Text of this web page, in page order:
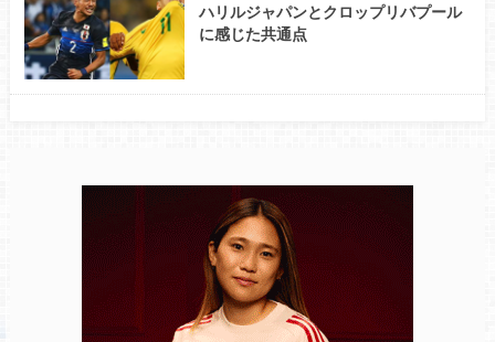
ハリルジャパンとクロップリバプール
に感じた共通点